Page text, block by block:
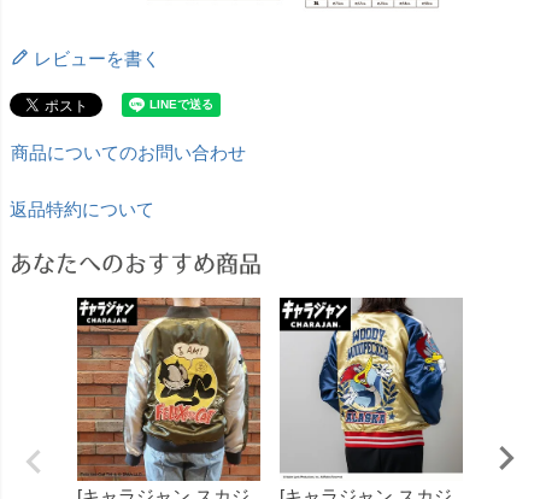
レビューを書く
商品についてのお問い合わせ
返品特約について
あなたへのおすすめ商品